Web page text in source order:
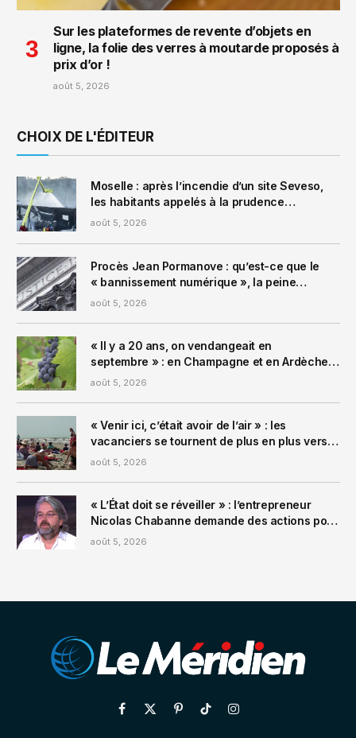
Sur les plateformes de revente d’objets en
ligne, la folie des verres à moutarde proposés à
prix d’or !
août 5, 2026
CHOIX DE L'ÉDITEUR
Moselle : après l’incendie d’un site Seveso,
les habitants appelés à la prudence
concernant l’eau, les légumes et les animaux
août 5, 2026
Procès Jean Pormanove : qu’est-ce que le
« bannissement numérique », la peine
prononcée contre les streamers Naruto et
août 5, 2026
« Il y a 20 ans, on vendangeait en
septembre » : en Champagne et en Ardèche,
le calendrier de récolte bouleversé par la
août 5, 2026
« Venir ici, c’était avoir de l’air » : les
vacanciers se tournent de plus en plus vers la
baie de Somme et ses températures plus
août 5, 2026
« L’État doit se réveiller » : l’entrepreneur
Nicolas Chabanne demande des actions pour
aider les producteurs face au changement
août 5, 2026
Facebook
X
PinterestTikTokInstagram